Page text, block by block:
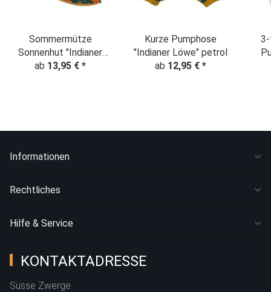
Sommermütze
Sonnenhut "Indianer
Löwe" petrol
ab 13,95 € *
Kurze Pumphose
"Indianer Löwe" petrol
ab 12,95 € *
3-tlg
Informationen
Rechtliches
Hilfe & Service
KONTAKTADRESSE
Süsse Zwerge